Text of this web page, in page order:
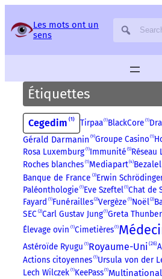
Les mots ont un
sens
Étiquettes
Cegedim 1 Tirpaa 1 BlackCore 1
Gérald Darmanin 9 Groupe Casino 1
Rosa Luxemburg 1 Immunité 5 Réseau
Roches blanches 1 Mediapart 4
Banque de France 3 Erwin
Paléonthologie 1 Eve Szeftel 1 Chat de
Fayard 1 Funérailles 2 Vergèze 1 Noël 2
SEC 2 Carl Gustav Jung 1 Greta
Élevage ovin 1 Cimetières 1
Astéroïde Ryugu 1 Royaume-Uni 26
Actions citoyennes 1 Ursula von der
Lech Wilczek 1 KeePass 1
Panneau de gestion des services